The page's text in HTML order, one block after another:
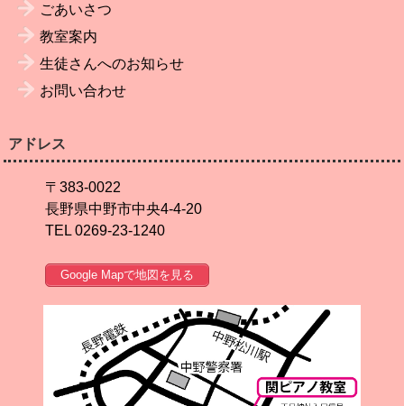
ごあいさつ
教室案内
生徒さんへのお知らせ
お問い合わせ
アドレス
〒383-0022
長野県中野市中央4-4-20
TEL 0269-23-1240
Google Mapで地図を見る